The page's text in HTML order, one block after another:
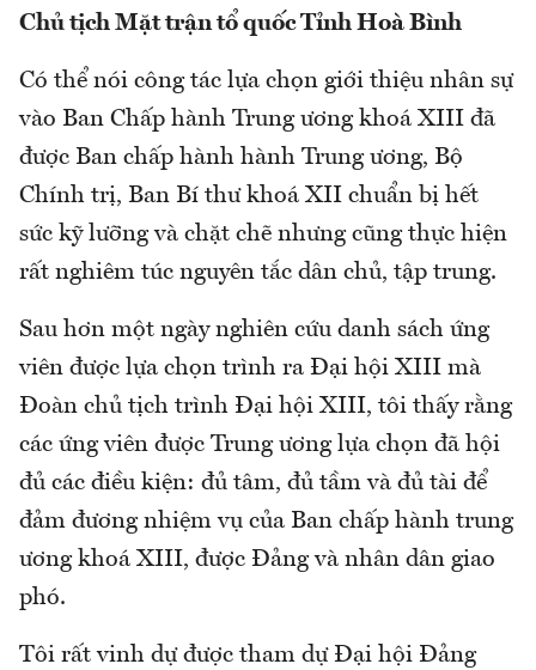
Chủ tịch Mặt trận tổ quốc Tỉnh Hoà Bình
Có thể nói công tác lựa chọn giới thiệu nhân sự
vào Ban Chấp hành Trung ương khoá XIII đã
được Ban chấp hành hành Trung ương, Bộ
Chính trị, Ban Bí thư khoá XII chuẩn bị hết
sức kỹ lưỡng và chặt chẽ nhưng cũng thực hiện
rất nghiêm túc nguyên tắc dân chủ, tập trung.
Sau hơn một ngày nghiên cứu danh sách ứng
viên được lựa chọn trình ra Đại hội XIII mà
Đoàn chủ tịch trình Đại hội XIII, tôi thấy rằng
các ứng viên được Trung ương lựa chọn đã hội
đủ các điều kiện: đủ tâm, đủ tầm và đủ tài để
đảm đương nhiệm vụ của Ban chấp hành trung
ương khoá XIII, được Đảng và nhân dân giao
phó.
Tôi rất vinh dự được tham dự Đại hội Đảng